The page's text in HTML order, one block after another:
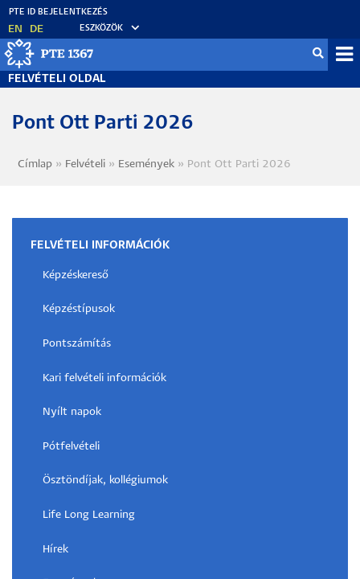
Ugrás
tartalomra
EN DE ESZKÖZÖK
FELVÉTELI OLDAL
Pont Ott Parti 2026
Morzsa
Címlap Felvételi Események Pont Ott Parti 2026
FELVÉTELI INFORMÁCIÓK
Képzéskereső
Képzéstípusok
Pontszámítás
Kari felvételi információk
Nyílt napok
Pótfelvételi
Ösztöndíjak, kollégiumok
Life Long Learning
Hírek